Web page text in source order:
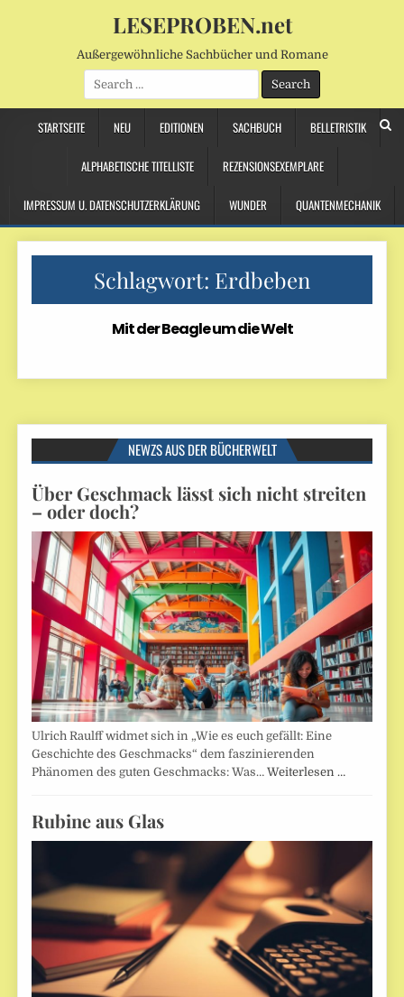
LESEPROBEN.net
Außergewöhnliche Sachbücher und Romane
Search
for:
STARTSEITE NEU EDITIONEN SACHBUCH BELLETRISTIK
ALPHABETISCHE TITELLISTE REZENSIONSEXEMPLARE
IMPRESSUM U. DATENSCHUTZERKLÄRUNG WUNDER QUANTENMECHANIK
Schlagwort: Erdbeben
Mit der Beagle um die Welt
NEWZS AUS DER BÜCHERWELT
Über Geschmack lässt sich nicht streiten
– oder doch?
Ulrich Raulff widmet sich in „Wie es euch gefällt: Eine
Geschichte des Geschmacks“ dem faszinierenden
Phänomen des guten Geschmacks: Was…Weiterlesen …
Rubine aus Glas